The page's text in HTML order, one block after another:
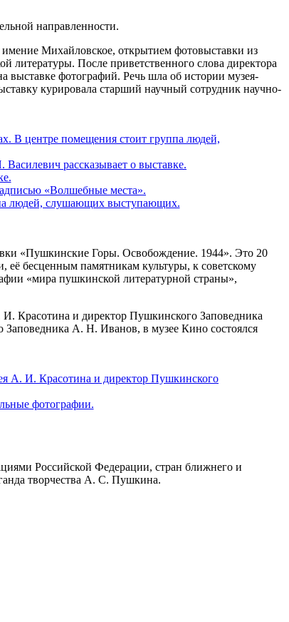
направленности.
Михайловское, открытием фотовыставки из
литературы. После приветственного слова директора
выставке фотографий. Речь шла об истории музея-
курировала старший научный сотрудник научно-
«Пушкинские Горы. Освобождение. 1944». Это 20
её бесценным памятникам культуры, к советскому
«мира пушкинской литературной страны»,
Красотина и директор Пушкинского Заповедника
Заповедника А. Н. Иванов, в музее Кино состоялся
Российской Федерации, стран ближнего и
творчества А. С. Пушкина.